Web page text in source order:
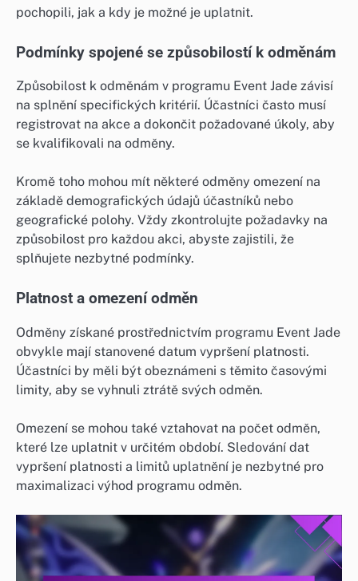
pochopili, jak a kdy je možné je uplatnit.
Podmínky spojené se způsobilostí k odměnám
Způsobilost k odměnám v programu Event Jade závisí
na splnění specifických kritérií. Účastníci často musí
registrovat na akce a dokončit požadované úkoly, aby
se kvalifikovali na odměny.
Kromě toho mohou mít některé odměny omezení na
základě demografických údajů účastníků nebo
geografické polohy. Vždy zkontrolujte požadavky na
způsobilost pro každou akci, abyste zajistili, že
splňujete nezbytné podmínky.
Platnost a omezení odměn
Odměny získané prostřednictvím programu Event Jade
obvykle mají stanovené datum vypršení platnosti.
Účastníci by měli být obeznámeni s těmito časovými
limity, aby se vyhnuli ztrátě svých odměn.
Omezení se mohou také vztahovat na počet odměn,
které lze uplatnit v určitém období. Sledování dat
vypršení platnosti a limitů uplatnění je nezbytné pro
maximalizaci výhod programu odměn.